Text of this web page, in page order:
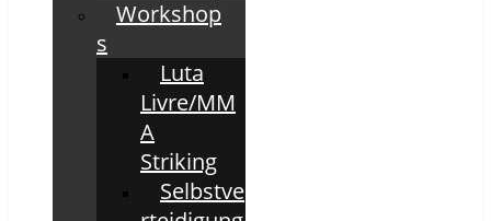
Workshop
s
Luta
Livre/MM
A
Striking
Selbstve